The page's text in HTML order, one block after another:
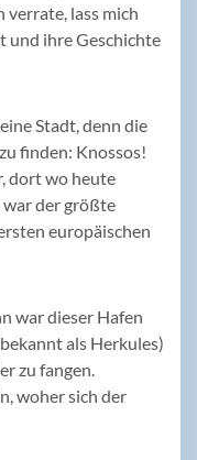
verrate, lass mich
und ihre Geschichte
Stadt, denn die
finden: Knossos!
dort wo heute
war der größte
europäischen
war dieser Hafen
als Herkules)
zu fangen.
woher sich der